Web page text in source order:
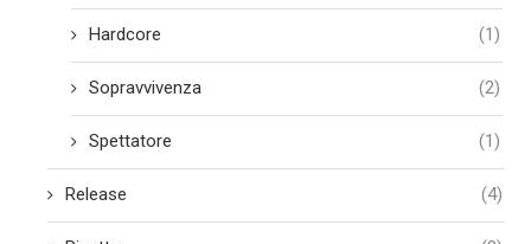
Hardcore (1)
Sopravvivenza (2)
Spettatore (1)
Release (4)